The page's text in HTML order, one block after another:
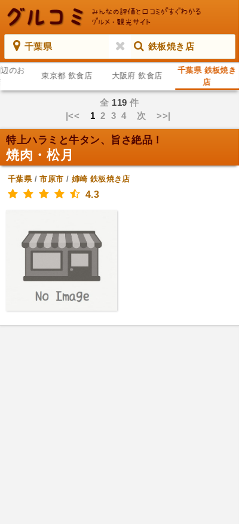
千葉県 鉄板焼き店
のお
東京都 飲食店 大阪府 飲食店
千葉県 鉄板焼き
店
全 119 件
|<< 12 3 4 次 >>|
特上ハラミと牛タン、旨さ絶品！
焼肉・松月
千葉県/市原市 / 姉崎 鉄板焼き店
4.3